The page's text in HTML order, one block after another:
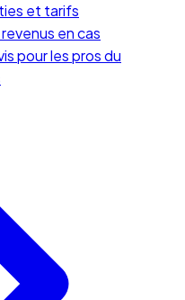
et tarifs
en cas
pour les pros du